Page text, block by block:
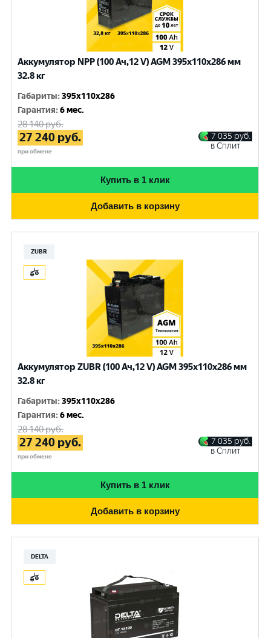
Аккумулятор NPP (100 Ач,12 V) AGM 395x110x286 мм
32.8 кг
Габариты:395x110x286
Гарантия:6 мес.
28 140руб.
27 240 руб.
при обмене
7 035 руб.
в Сплит
Купить в 1 клик
Добавить в корзину
ZUBR
Аккумулятор ZUBR (100 Ач,12 V) AGM 395x110x286 мм
32.8 кг
Габариты:395x110x286
Гарантия:6 мес.
28 140руб.
27 240 руб.
при обмене
7 035 руб.
в Сплит
Купить в 1 клик
Добавить в корзину
DELTA